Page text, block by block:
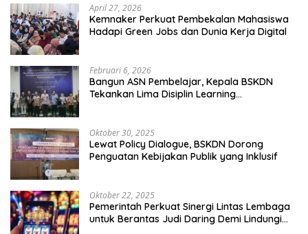
April 27, 2026
Kemnaker Perkuat Pembekalan Mahasiswa
Hadapi Green Jobs dan Dunia Kerja Digital
Februari 6, 2026
Bangun ASN Pembelajar, Kepala BSKDN
Tekankan Lima Disiplin Learning
Oktober 30, 2025
Lewat Policy Dialogue, BSKDN Dorong
Penguatan Kebijakan Publik yang Inklusif
Oktober 22, 2025
Pemerintah Perkuat Sinergi Lintas Lembaga
untuk Berantas Judi Daring Demi Lindungi